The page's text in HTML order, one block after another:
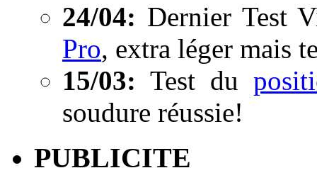
24/04: Dernier Test
Pro, extra léger mais
15/03: Test du
soudure réussie!
PUBLICITE